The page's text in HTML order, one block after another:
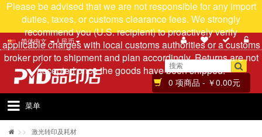
Please be advised that we are not responsible for any import
duties, taxes, or customs clearance fees. We strongly
recommend you (U.S. recipient) to proactively verify
applicable charges with local customs authorities or a customs
broker prior to shipment and plan accordingly. Returns are not
accepted once the goods have been shipped.
简体中文 人民币
0 项商品 - ￥0.00元
菜单
>> 激光转印及耗材